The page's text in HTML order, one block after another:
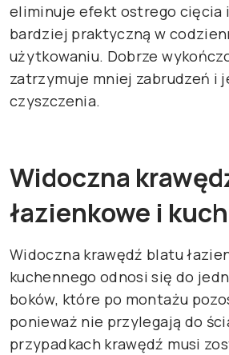
eliminuje efekt ostrego cięcia
bardziej praktyczną w
użytkowaniu. Dobrze
zatrzymuje mniej zabrudzeń i
czyszczenia.
Widoczna
łazienkowe i
Widoczna krawędź blatu
kuchennego odnosi się do
boków, które po montażu
ponieważ nie przylegają do
przypadkach krawędź musi